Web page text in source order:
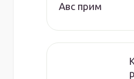
Авс прим